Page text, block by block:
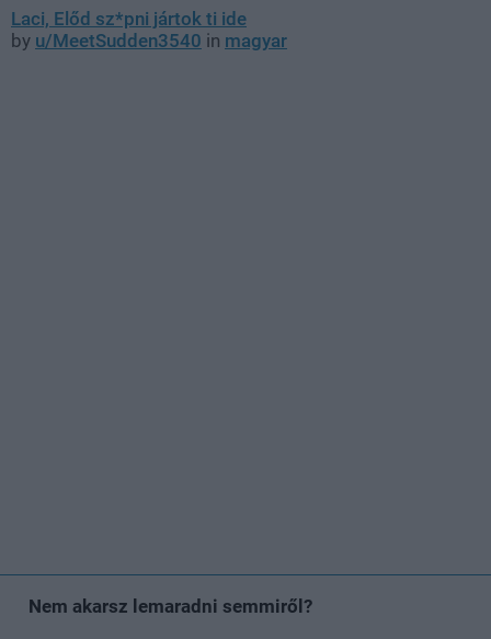
Laci, Előd sz*pni jártok ti ide
by u/MeetSudden3540 in magyar
Nem akarsz lemaradni semmiről?